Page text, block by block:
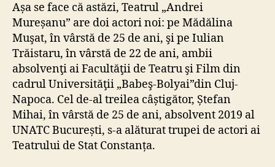
Așa se face că astăzi, Teatrul „Andrei
Mureșanu” are doi actori noi: pe Mădălina
Muşat, în vârstă de 25 de ani, şi pe Iulian
Trăistaru, în vârstă de 22 de ani, ambii
absolvenţi ai Facultăţii de Teatru şi Film din
cadrul Universităţii „Babeş-Bolyai”din Cluj-
Napoca. Cel de-al treilea câștigător, Ștefan
Mihai, în vârstă de 25 de ani, absolvent 2019 al
UNATC București, s-a alăturat trupei de actori ai
Teatrului de Stat Constanța.